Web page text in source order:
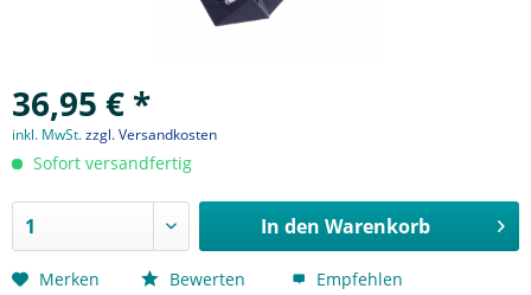
36,95 € *
inkl. MwSt.zzgl. Versandkosten
Sofort versandfertig
In den Warenkorb
Merken Bewerten Empfehlen